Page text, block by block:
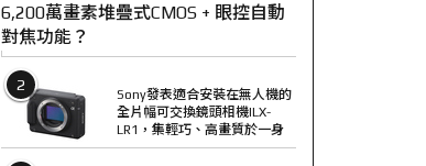
6,200萬畫素堆疊式CMOS + 眼控自動
對焦功能？
2
Sony發表適合安裝在無人機的
全片幅可交換鏡頭相機ILX-
LR1，集輕巧、高畫質於一身